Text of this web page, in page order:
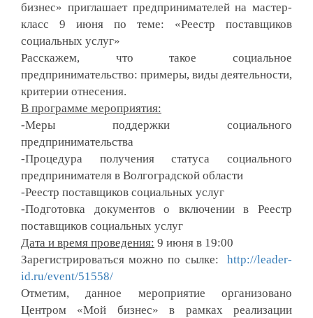
бизнес» приглашает предпринимателей на мастер-
класс 9 июня по теме: «Реестр поставщиков
социальных услуг»
Расскажем, что такое социальное
предпринимательство: примеры, виды деятельности,
критерии отнесения.
В программе мероприятия:
-Меры поддержки социального
предпринимательства
-Процедура получения статуса социального
предпринимателя в Волгоградской области
-Реестр поставщиков социальных услуг
-Подготовка документов о включении в Реестр
поставщиков социальных услуг
Дата и время проведения: 9 июня в 19:00
Зарегистрироваться можно по сылке: http://leader-
id.ru/event/51558/
Отметим, данное мероприятие организовано
Центром «Мой бизнес» в рамках реализации